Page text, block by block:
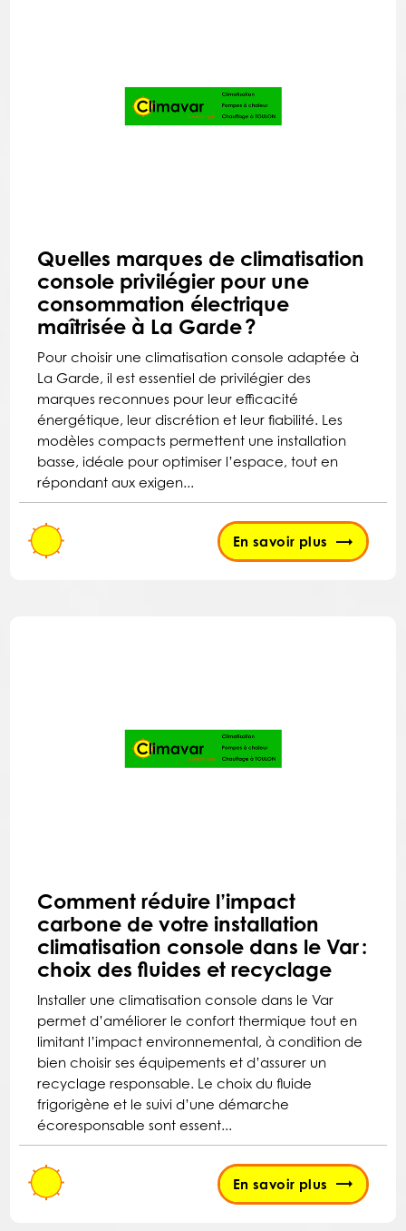
Quelles marques de climatisation
console privilégier pour une
consommation électrique
maîtrisée à La Garde ?
Pour choisir une climatisation console adaptée à
La Garde, il est essentiel de privilégier des
marques reconnues pour leur efficacité
énergétique, leur discrétion et leur fiabilité. Les
modèles compacts permettent une installation
basse, idéale pour optimiser l’espace, tout en
répondant aux exigen...
En savoir plus
Comment réduire l’impact
carbone de votre installation
climatisation console dans le Var :
choix des fluides et recyclage
Installer une climatisation console dans le Var
permet d’améliorer le confort thermique tout en
limitant l’impact environnemental, à condition de
bien choisir ses équipements et d’assurer un
recyclage responsable. Le choix du fluide
frigorigène et le suivi d’une démarche
écoresponsable sont essent...
En savoir plus